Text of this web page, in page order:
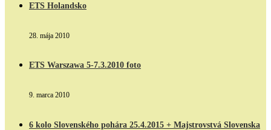
ETS Holandsko
28. mája 2010
ETS Warszawa 5-7.3.2010 foto
9. marca 2010
6 kolo Slovenského pohára 25.4.2015 + Majstrovstvá Slovenska